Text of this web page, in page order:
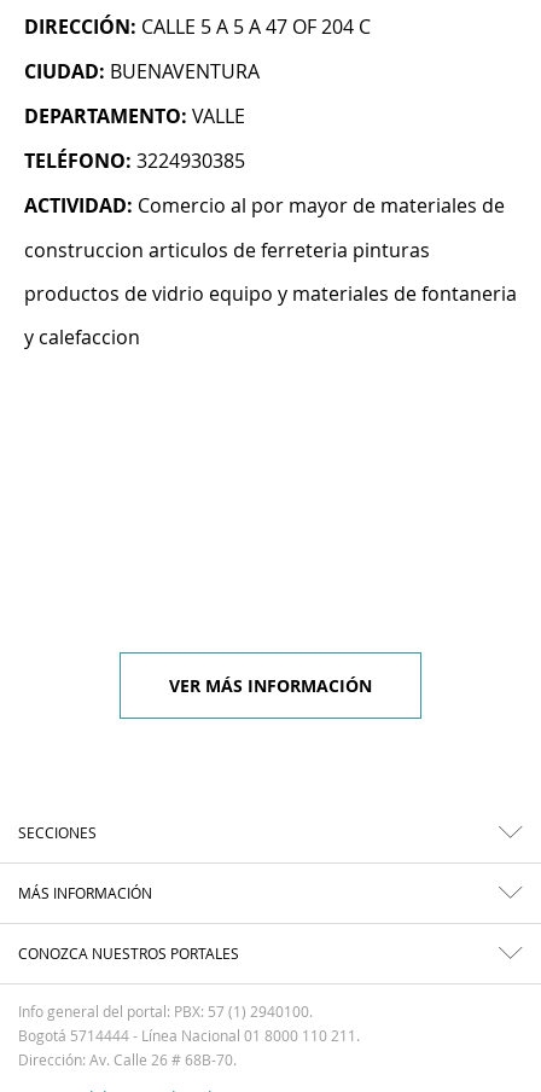
DIRECCIÓN: CALLE 5 A 5 A 47 OF 204 C
CIUDAD: BUENAVENTURA
DEPARTAMENTO: VALLE
TELÉFONO: 3224930385
ACTIVIDAD: Comercio al por mayor de materiales de
construccion articulos de ferreteria pinturas
productos de vidrio equipo y materiales de fontaneria
y calefaccion
VER MÁS INFORMACIÓN
SECCIONES
MÁS INFORMACIÓN
CONOZCA NUESTROS PORTALES
Info general del portal: PBX: 57 (1) 2940100.
Bogotá 5714444 - Línea Nacional 01 8000 110 211.
Dirección: Av. Calle 26 # 68B-70.